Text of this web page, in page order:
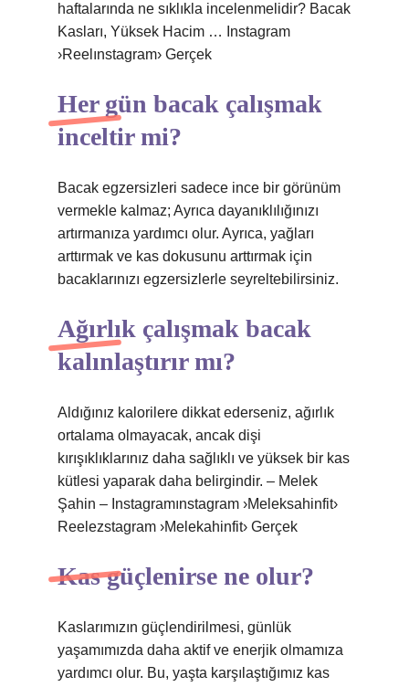
haftalarında ne sıklıkla incelenmelidir? Bacak
Kasları, Yüksek Hacim … Instagram
›Reelınstagram› Gerçek
Her gün bacak çalışmak
inceltir mi?
Bacak egzersizleri sadece ince bir görünüm
vermekle kalmaz; Ayrıca dayanıklılığınızı
artırmanıza yardımcı olur. Ayrıca, yağları
arttırmak ve kas dokusunu arttırmak için
bacaklarınızı egzersizlerle seyreltebilirsiniz.
Ağırlık çalışmak bacak
kalınlaştırır mı?
Aldığınız kalorilere dikkat ederseniz, ağırlık
ortalama olmayacak, ancak dişi
kırışıklıklarınız daha sağlıklı ve yüksek bir kas
kütlesi yaparak daha belirgindir. – Melek
Şahin – Instagramınstagram ›Meleksahinfit›
Reelezstagram ›Melekahinfit› Gerçek
Kas güçlenirse ne olur?
Kaslarımızın güçlendirilmesi, günlük
yaşamımızda daha aktif ve enerjik olmamıza
yardımcı olur. Bu, yaşta karşılaştığımız kas